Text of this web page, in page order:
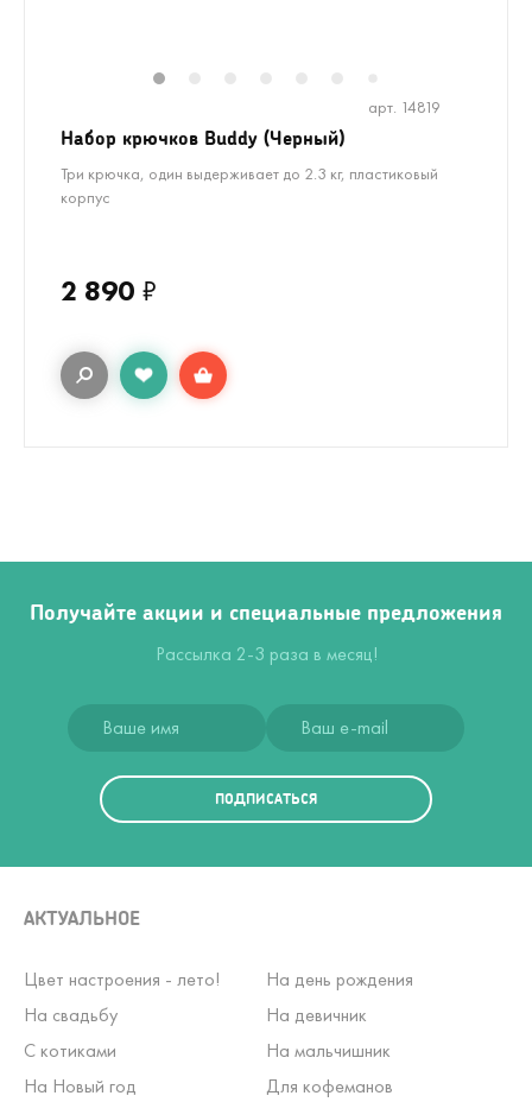
арт. 14819
Набор крючков Buddy (Черный)
Три крючка, один выдерживает до 2.3 кг, пластиковый
корпус
2 890 ₽
Получайте акции и специальные предложения
Рассылка 2-3 раза в месяц!
ПОДПИСАТЬСЯ
АКТУАЛЬНОЕ
Цвет настроения - лето!
На день рождения
На свадьбу
На девичник
С котиками
На мальчишник
На Новый год
Для кофеманов